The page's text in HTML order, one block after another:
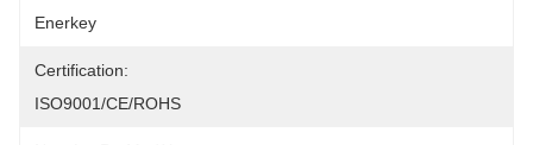
Enerkey
Certification:
ISO9001/CE/ROHS